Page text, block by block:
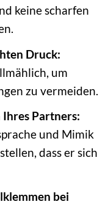
keine scharfen
Druck:
um
zu vermeiden.
Partners:
und Mimik
dass er sich
bei